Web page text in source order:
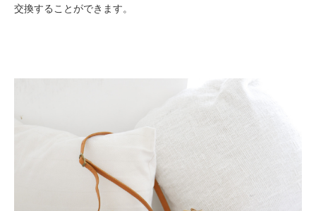
交換することができます。